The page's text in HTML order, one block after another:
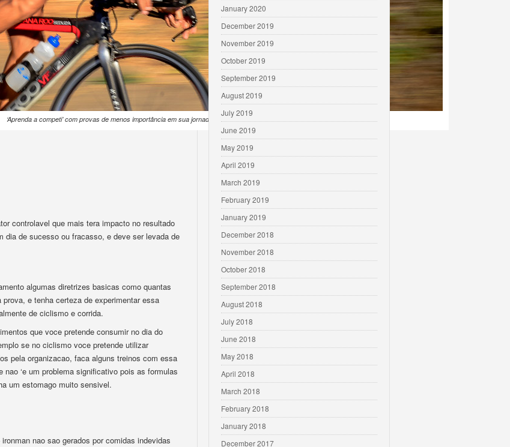
‘Aprenda a competi’ com provas de menos importância em sua jornada ate o primeiro ironman
controlavel que mais tera impacto no resultado
dia de sucesso ou fracasso, e deve ser levada de
algumas diretrizes basicas como quantas
e tenha certeza de experimentar essa
de ciclismo e corrida.
que voce pretende consumir no dia do
se no ciclismo voce pretende utilizar
pela organizacao, faca alguns treinos com essa
‘e um problema significativo pois as formulas
um estomago muito sensivel.
nao sao gerados por comidas indevidas
January 2020
December 2019
November 2019
October 2019
September 2019
August 2019
July 2019
June 2019
May 2019
April 2019
March 2019
February 2019
January 2019
December 2018
November 2018
October 2018
September 2018
August 2018
July 2018
June 2018
May 2018
April 2018
March 2018
February 2018
January 2018
December 2017